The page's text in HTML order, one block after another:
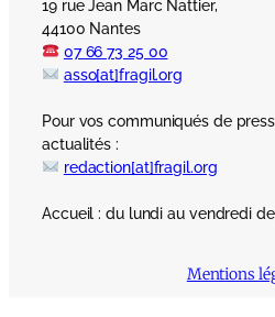
19 rue Jean Marc Nattier,
44100 Nantes
07 66 73 25 00
asso[at]fragil.org
Pour vos communiqués de
actualités :
redaction[at]fragil.org
Accueil : du lundi au vendredi
Mentions